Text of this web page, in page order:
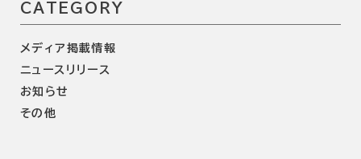
CATEGORY
メディア掲載情報
ニュースリリース
お知らせ
その他